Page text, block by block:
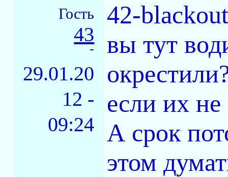
Гость
43
-
29.01.20
12 -
09:24
42-
вы тут
если их не
А срок
этом